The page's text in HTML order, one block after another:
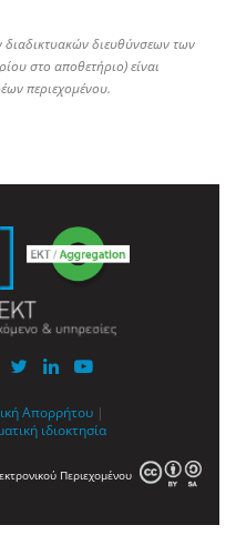
διαδικτυακών διευθύνσεων των
στο αποθετήριο) είναι
περιεχομένου.
Απορρήτου |
ιδιοκτησία
Περιεχομένου